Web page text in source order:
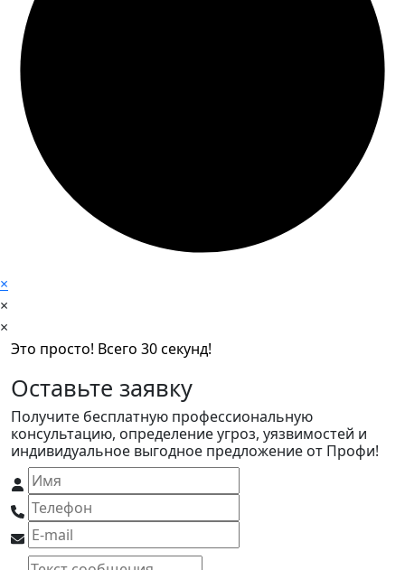
×
×
×
Это просто! Всего 30 секунд!
Оставьте заявку
Получите бесплатную профессиональную
консультацию, определение угроз, уязвимостей и
индивидуальное выгодное предложение от Профи!